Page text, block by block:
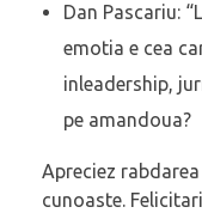
Dan Pascariu:
emotia e cea
inleadership,
pe amandoua?
Apreciez
cunoaste.